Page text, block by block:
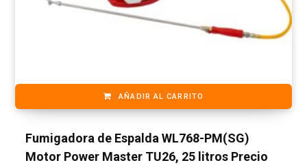
AÑADIR AL CARRITO
Fumigadora de Espalda WL768-PM(SG)
Motor Power Master TU26, 25 litros Precio